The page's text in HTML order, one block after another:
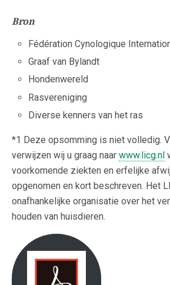
Bron
Fédération Cynologique
Graaf van Bylandt
Hondenwereld
Rasvereniging
Diverse kenners van het ras
*1 Deze opsomming is niet volledig.
verwijzen wij u graag naar www.licg.nl
voorkomende ziekten en erfelijke
opgenomen en kort beschreven. Het
onafhankelijke organisatie over het
houden van huisdieren.